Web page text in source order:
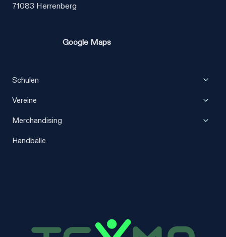
71083 Herrenberg
Google Maps
Schulen
Vereine
Merchandising
Handbälle